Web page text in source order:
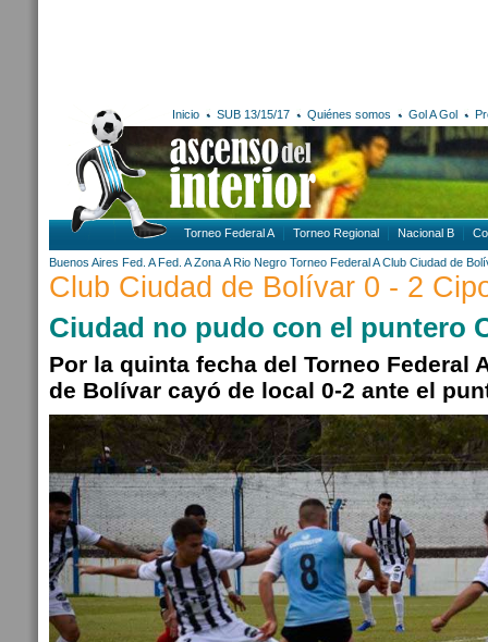
Inicio SUB 13/15/17 Quiénes somos Gol A Gol
Torneo Federal A Torneo Regional Nacional B
Buenos Aires Fed. A Fed. A Zona A Rio Negro Torneo Federal A Club Ciudad de
Club Ciudad de Bolívar 0 - 2
Ciudad no pudo con el puntero
Por la quinta fecha del Torneo Federal
de Bolívar cayó de local 0-2 ante el